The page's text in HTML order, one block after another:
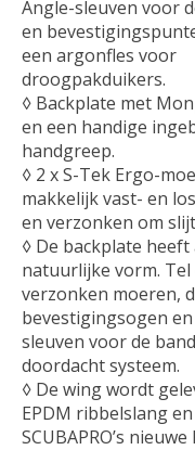
Angle-sleuven voor
en
een argonfles voor
droogpakduikers.
◊ Backplate met
en een handige
handgreep.
◊ 2 x S-Tek Ergo-
makkelijk vast- en
en verzonken om
◊ De backplate
natuurlijke vorm. Tel
verzonken moeren,
bevestigingsogen
sleuven voor de
doordacht systeem.
◊ De wing wordt
EPDM ribbelslang en
SCUBAPRO’s